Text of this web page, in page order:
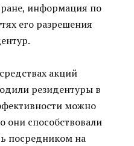
информация по
его разрешения
акций
резидентуры в
можно
они способствовали
посредником на